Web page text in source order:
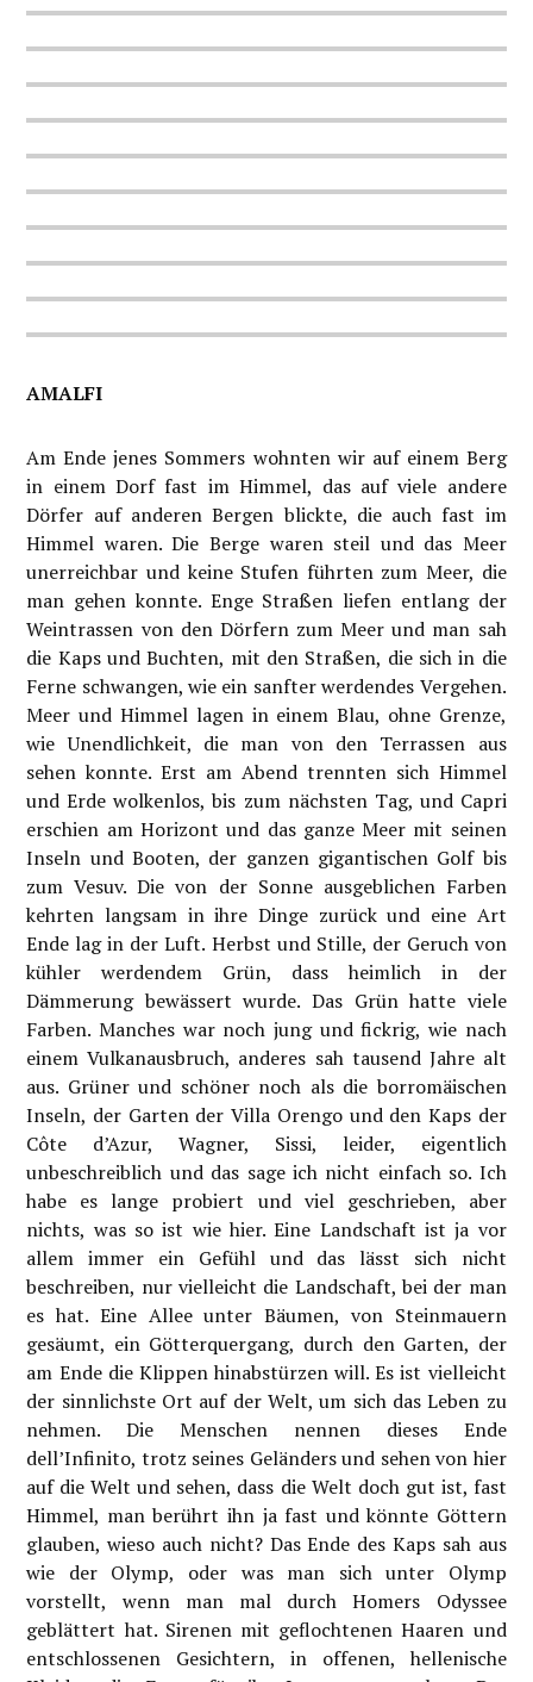
AMALFI
Am Ende jenes Sommers wohnten wir auf einem Berg
in einem Dorf fast im Himmel, das auf viele andere
Dörfer auf anderen Bergen blickte, die auch fast im
Himmel waren. Die Berge waren steil und das Meer
unerreichbar und keine Stufen führten zum Meer, die
man gehen konnte. Enge Straßen liefen entlang der
Weintrassen von den Dörfern zum Meer und man sah
die Kaps und Buchten, mit den Straßen, die sich in die
Ferne schwangen, wie ein sanfter werdendes Vergehen.
Meer und Himmel lagen in einem Blau, ohne Grenze,
wie Unendlichkeit, die man von den Terrassen aus
sehen konnte. Erst am Abend trennten sich Himmel
und Erde wolkenlos, bis zum nächsten Tag, und Capri
erschien am Horizont und das ganze Meer mit seinen
Inseln und Booten, der ganzen gigantischen Golf bis
zum Vesuv. Die von der Sonne ausgeblichen Farben
kehrten langsam in ihre Dinge zurück und eine Art
Ende lag in der Luft. Herbst und Stille, der Geruch von
kühler werdendem Grün, dass heimlich in der
Dämmerung bewässert wurde. Das Grün hatte viele
Farben. Manches war noch jung und fickrig, wie nach
einem Vulkanausbruch, anderes sah tausend Jahre alt
aus. Grüner und schöner noch als die borromäischen
Inseln, der Garten der Villa Orengo und den Kaps der
Côte d’Azur, Wagner, Sissi, leider, eigentlich
unbeschreiblich und das sage ich nicht einfach so. Ich
habe es lange probiert und viel geschrieben, aber
nichts, was so ist wie hier. Eine Landschaft ist ja vor
allem immer ein Gefühl und das lässt sich nicht
beschreiben, nur vielleicht die Landschaft, bei der man
es hat. Eine Allee unter Bäumen, von Steinmauern
gesäumt, ein Götterquergang, durch den Garten, der
am Ende die Klippen hinabstürzen will. Es ist vielleicht
der sinnlichste Ort auf der Welt, um sich das Leben zu
nehmen. Die Menschen nennen dieses Ende
dell’Infinito, trotz seines Geländers und sehen von hier
auf die Welt und sehen, dass die Welt doch gut ist, fast
Himmel, man berührt ihn ja fast und könnte Göttern
glauben, wieso auch nicht? Das Ende des Kaps sah aus
wie der Olymp, oder was man sich unter Olymp
vorstellt, wenn man mal durch Homers Odyssee
geblättert hat. Sirenen mit geflochtenen Haaren und
entschlossenen Gesichtern, in offenen, hellenische